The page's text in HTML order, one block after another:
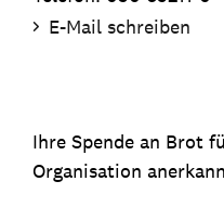
E-Mail schreiben
Ihre Spende an Brot
Organisation